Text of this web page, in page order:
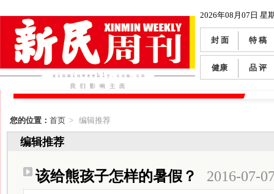
2026年08月07日 星
封 面 特 稿
健康 品 评
您的位置： 首页 > 编辑推荐
编辑推荐
该给熊孩子怎样的暑假？ 2016-07-